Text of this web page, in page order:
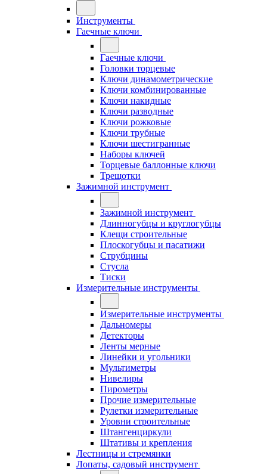
Инструменты
Гаечные ключи
Гаечные ключи
Головки торцевые
Ключи динамометрические
Ключи комбинированные
Ключи накидные
Ключи разводные
Ключи рожковые
Ключи трубные
Ключи шестигранные
Наборы ключей
Торцевые баллонные ключи
Трещотки
Зажимной инструмент
Зажимной инструмент
Длинногубцы и круглогубцы
Клещи строительные
Плоскогубцы и пасатижи
Струбцины
Стусла
Тиски
Измерительные инструменты
Измерительные инструменты
Дальномеры
Детекторы
Ленты мерные
Линейки и угольники
Мультиметры
Нивелиры
Пирометры
Прочие измерительные
Рулетки измерительные
Уровни строительные
Штангенциркули
Штативы и крепления
Лестницы и стремянки
Лопаты, садовый инструмент